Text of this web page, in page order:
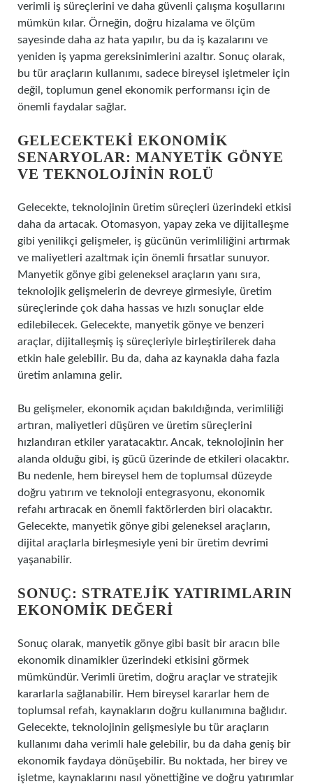
verimli iş süreçlerini ve daha güvenli çalışma koşullarını
mümkün kılar. Örneğin, doğru hizalama ve ölçüm
sayesinde daha az hata yapılır, bu da iş kazalarını ve
yeniden iş yapma gereksinimlerini azaltır. Sonuç olarak,
bu tür araçların kullanımı, sadece bireysel işletmeler için
değil, toplumun genel ekonomik performansı için de
önemli faydalar sağlar.
GELECEKTEKI EKONOMIK
SENARYOLAR: MANYETIK GÖNYE
VE TEKNOLOJININ ROLÜ
Gelecekte, teknolojinin üretim süreçleri üzerindeki etkisi
daha da artacak. Otomasyon, yapay zeka ve dijitalleşme
gibi yenilikçi gelişmeler, iş gücünün verimliliğini artırmak
ve maliyetleri azaltmak için önemli fırsatlar sunuyor.
Manyetik gönye gibi geleneksel araçların yanı sıra,
teknolojik gelişmelerin de devreye girmesiyle, üretim
süreçlerinde çok daha hassas ve hızlı sonuçlar elde
edilebilecek. Gelecekte, manyetik gönye ve benzeri
araçlar, dijitalleşmiş iş süreçleriyle birleştirilerek daha
etkin hale gelebilir. Bu da, daha az kaynakla daha fazla
üretim anlamına gelir.
Bu gelişmeler, ekonomik açıdan bakıldığında, verimliliği
artıran, maliyetleri düşüren ve üretim süreçlerini
hızlandıran etkiler yaratacaktır. Ancak, teknolojinin her
alanda olduğu gibi, iş gücü üzerinde de etkileri olacaktır.
Bu nedenle, hem bireysel hem de toplumsal düzeyde
doğru yatırım ve teknoloji entegrasyonu, ekonomik
refahı artıracak en önemli faktörlerden biri olacaktır.
Gelecekte, manyetik gönye gibi geleneksel araçların,
dijital araçlarla birleşmesiyle yeni bir üretim devrimi
yaşanabilir.
SONUÇ: STRATEJIK YATIRIMLARIN
EKONOMIK DEĞERI
Sonuç olarak, manyetik gönye gibi basit bir aracın bile
ekonomik dinamikler üzerindeki etkisini görmek
mümkündür. Verimli üretim, doğru araçlar ve stratejik
kararlarla sağlanabilir. Hem bireysel kararlar hem de
toplumsal refah, kaynakların doğru kullanımına bağlıdır.
Gelecekte, teknolojinin gelişmesiyle bu tür araçların
kullanımı daha verimli hale gelebilir, bu da daha geniş bir
ekonomik faydaya dönüşebilir. Bu noktada, her birey ve
işletme, kaynaklarını nasıl yönettiğine ve doğru yatırımlar